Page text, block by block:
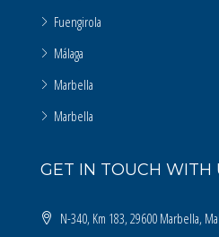
Fuengirola
Málaga
Marbella
Marbella
GET IN TOUCH WITH
N-340, Km 183, 29600 Marbella,